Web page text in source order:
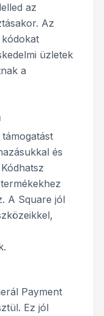
az
Az
üzletek
a
és
A Square jól
Payment
Ez jól